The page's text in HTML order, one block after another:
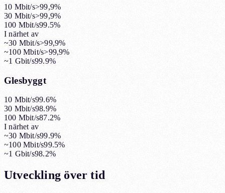
10 Mbit/s>99,9%
30 Mbit/s>99,9%
100 Mbit/s99.5%
I närhet av
~30 Mbit/s>99,9%
~100 Mbit/s>99,9%
~1 Gbit/s99.9%
Glesbyggt
10 Mbit/s99.6%
30 Mbit/s98.9%
100 Mbit/s87.2%
I närhet av
~30 Mbit/s99.9%
~100 Mbit/s99.5%
~1 Gbit/s98.2%
Utveckling över tid